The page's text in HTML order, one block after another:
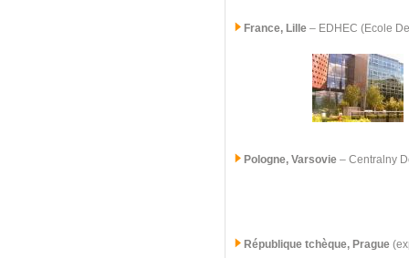
France, Lille – EDHEC (Ecole
Pologne, Varsovie – Centralny
République tchèque, Prague